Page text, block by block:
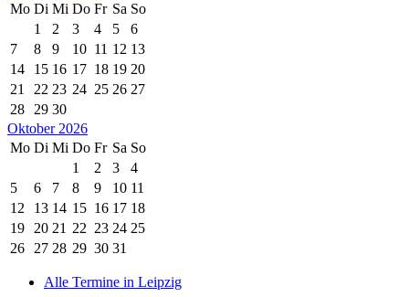
Mo Di Mi Do Fr Sa So
1
2 3 4 5
6
7
8 9 10 11 12 13
14
15 16 17 18 19 20
21
22 23 24 25 26 27
28 29 30
Oktober 2026
Mo Di Mi Do Fr Sa So
1
2 3
4
5
6 7 8 9 10 11
12
13 14 15 16 17 18
19 20 21 22 23 24 25
26 27 28 29 30 31
Alle Termine in Leipzig